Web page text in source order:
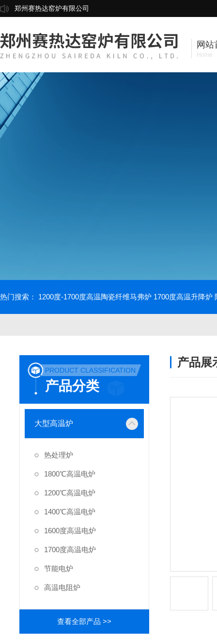
郑州赛热达窑炉有限公司
网站
Home
热门搜索： 1200度-1700度高温陶瓷纤维马弗炉 1700度高温升降炉
PRODUCT CLASSIFICATION
产品分类
大型高温炉
热处理炉
1800℃高温电炉
1200℃高温电炉
1400℃高温电炉
1600度高温电炉
1700度高温电炉
节能电炉
高温电阻炉
查看全部产品 >>
产品展